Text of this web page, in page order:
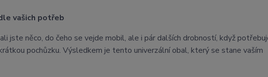
vašich potřeb
jste něco, do čeho se vejde mobil, ale i pár dalších drobností, když
pochůzku. Výsledkem je tento univerzální obal, který se stane vaším